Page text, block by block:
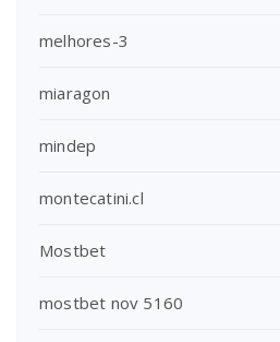
melhores-3
miaragon
mindep
montecatini.cl
Mostbet
mostbet nov 5160